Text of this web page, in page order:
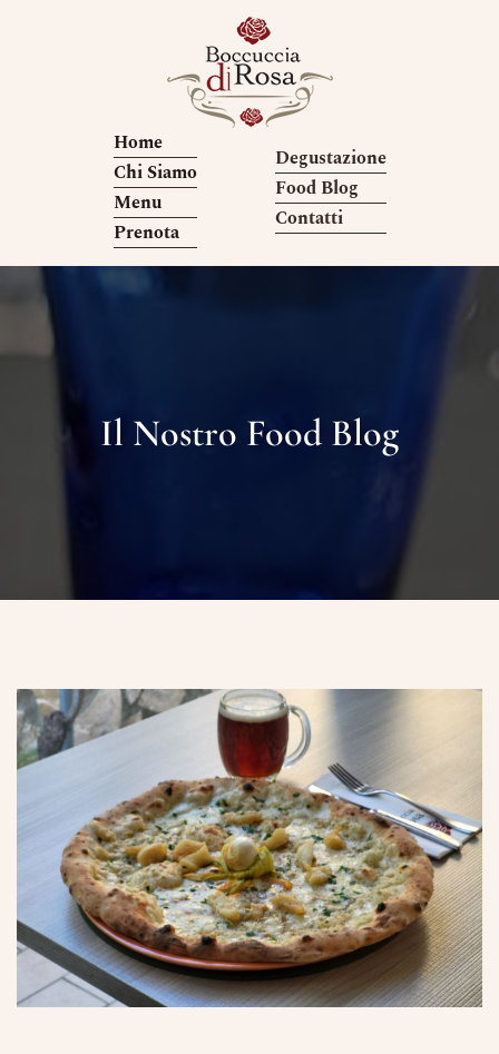
Home
Chi Siamo
Menu
Prenota
Degustazione
Food Blog
Contatti
Il Nostro Food Blog